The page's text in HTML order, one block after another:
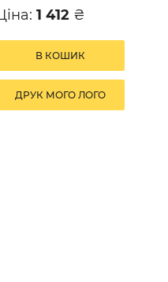
1 412 ₴
В КОШИК
ДРУК МОГО ЛОГО